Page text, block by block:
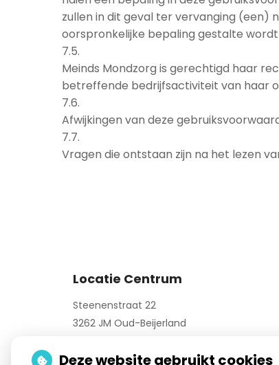
zullen in dit geval ter vervanging (een)
oorspronkelijke bepaling gestalte
7.5.
Meinds Mondzorg is gerechtigd haar
betreffende bedrijfsactiviteit van haar
7.6.
Afwijkingen van deze
7.7.
Vragen die ontstaan zijn na het lezen
Locatie Centrum
Steenenstraat 22
3262 JM Oud-Beijerland
E-mail:centrum@meindsmondzorg.nl
Deze website gebruikt cookies